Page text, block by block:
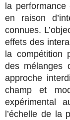
la
en raison
connues.
effets des
la compétition
des mélanges
approche
champ et
expérimental
l’échelle de la